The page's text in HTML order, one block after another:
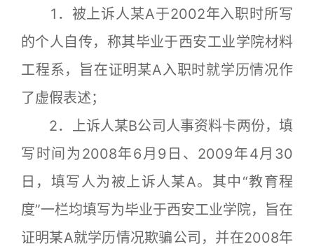
1．被上诉人某A于2002年入职时所写
的个人自传，称其毕业于西安工业学院材料
工程系，旨在证明某A入职时就学历情况作
了虚假表述；
2．上诉人某B公司人事资料卡两份，填
写时间为2008年6月9日、2009年4月30
日，填写人为被上诉人某A。其中“教育程
度”一栏均填写为毕业于西安工业学院，旨在
证明某A就学历情况欺骗公司，并在2008年